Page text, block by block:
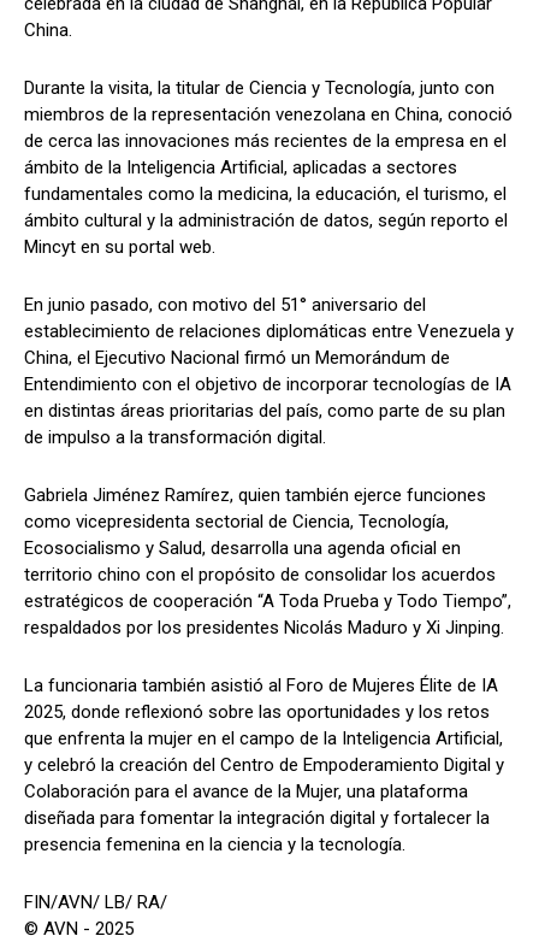
China.
Durante la visita, la titular de Ciencia y Tecnología, junto con
miembros de la representación venezolana en China, conoció
de cerca las innovaciones más recientes de la empresa en el
ámbito de la Inteligencia Artificial, aplicadas a sectores
fundamentales como la medicina, la educación, el turismo, el
ámbito cultural y la administración de datos, según reporto el
Mincyt en su portal web.
En junio pasado, con motivo del 51° aniversario del
establecimiento de relaciones diplomáticas entre Venezuela y
China, el Ejecutivo Nacional firmó un Memorándum de
Entendimiento con el objetivo de incorporar tecnologías de IA
en distintas áreas prioritarias del país, como parte de su plan
de impulso a la transformación digital.
Gabriela Jiménez Ramírez, quien también ejerce funciones
como vicepresidenta sectorial de Ciencia, Tecnología,
Ecosocialismo y Salud, desarrolla una agenda oficial en
territorio chino con el propósito de consolidar los acuerdos
estratégicos de cooperación “A Toda Prueba y Todo Tiempo”,
respaldados por los presidentes Nicolás Maduro y Xi Jinping.
La funcionaria también asistió al Foro de Mujeres Élite de IA
2025, donde reflexionó sobre las oportunidades y los retos
que enfrenta la mujer en el campo de la Inteligencia Artificial,
y celebró la creación del Centro de Empoderamiento Digital y
Colaboración para el avance de la Mujer, una plataforma
diseñada para fomentar la integración digital y fortalecer la
presencia femenina en la ciencia y la tecnología.
FIN/AVN/ LB/ RA/
© AVN - 2025